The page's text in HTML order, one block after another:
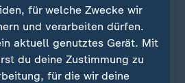
für welche Zwecke wir
und verarbeiten dürfen.
aktuell genutztes Gerät. Mit
du deine Zustimmung zu
für die wir deine